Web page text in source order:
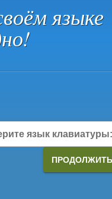
языке
язык клавиатуры:
ПРОДОЛЖИТЬ